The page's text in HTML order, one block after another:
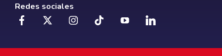
Redes sociales